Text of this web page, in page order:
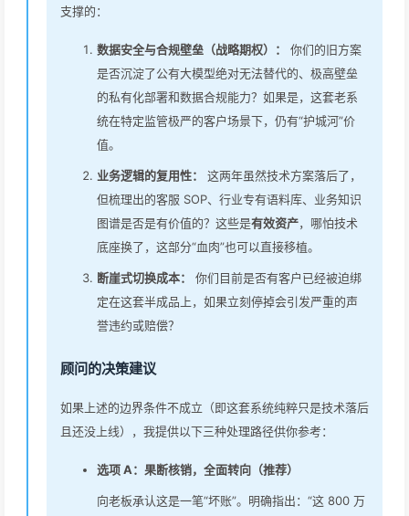
支撑的：
数据安全与合规壁垒（战略期权）：
你们的旧方案
是否沉淀了公有大模型绝对无法替代的、极高壁垒
的私有化部署和数据合规能力？如果是，这套老系
统在特定监管极严的客户场景下，仍有“护城河”价
值。
业务逻辑的复用性：
这两年虽然技术方案落后了，
但梳理出的客服 SOP、行业专有语料库、业务知识
图谱是否是有价值的？这些是有效资产，哪怕技术
底座换了，这部分“血肉”也可以直接移植。
断崖式切换成本：
你们目前是否有客户已经被迫绑
定在这套半成品上，如果立刻停掉会引发严重的声
誉违约或赔偿？
顾问的决策建议
如果上述的边界条件不成立（即这套系统纯粹只是技术落后
且还没上线），我提供以下三种处理路径供你参考：
选项 A：果断核销，全面转向（推荐）
向老板承认这是一笔“坏账”。明确指出：“这 800 万